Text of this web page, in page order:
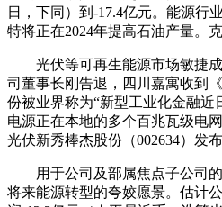
日，下同）到-17.4亿元。能源行
特将正在2024年提高石油产量。
光伏等可再生能源市场敏捷成
司董事长刚告退，四川嘉寓收到
份被业界称为“新型工业化金融
电源正在本地的多个百兆瓦级电
光伏新秀棒杰股份（002634）发
用于公司及部属焦点子公司的
将来能源转型的夸姣愿景。估计